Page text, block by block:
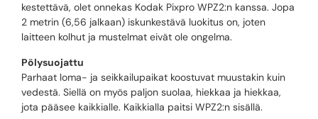
kestettävä, olet onnekas Kodak Pixpro WPZ2:n kanssa. Jopa
2 metrin (6,56 jalkaan) iskunkestävä luokitus on, joten
laitteen kolhut ja mustelmat eivät ole ongelma.
Pölysuojattu
Parhaat loma- ja seikkailupaikat koostuvat muustakin kuin
vedestä. Siellä on myös paljon suolaa, hiekkaa ja hiekkaa,
jota pääsee kaikkialle. Kaikkialla paitsi WPZ2:n sisällä.